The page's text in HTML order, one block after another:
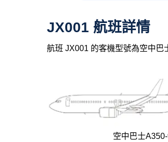
JX001 航班詳情
航班 JX001 的客機型號為空中巴
空中巴士